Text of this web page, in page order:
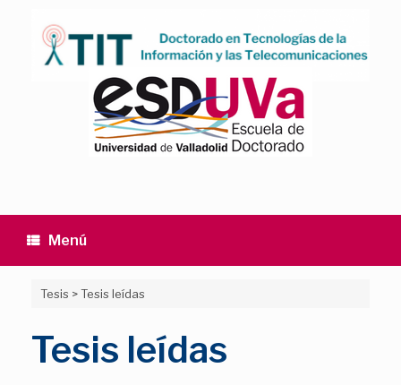
contenido
Menú
Tesis >Tesis leídas
Tesis leídas